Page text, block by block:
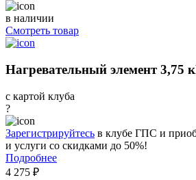
в наличии
Смотреть товар
Нагревательный элемент 3,75
с картой клуба
?
Зарегистрируйтесь в клубе ГПС и
и услуги со скидками до 50%!
Подробнее
4 275 ₽